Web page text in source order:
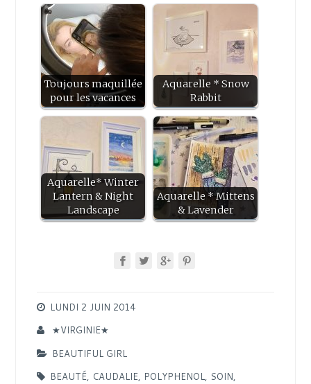
Toujours maquillée
pour les vacances
Aquarelle * Snow
Rabbit
Aquarelle* Winter
Lantern & Night
Landscape
Aquarelle * Mittens
& Lavender
LUNDI 2 JUIN 2014
★VIRGINIE★
BEAUTIFUL GIRL
BEAUTÉ, CAUDALIE, POLYPHENOL, SOIN,